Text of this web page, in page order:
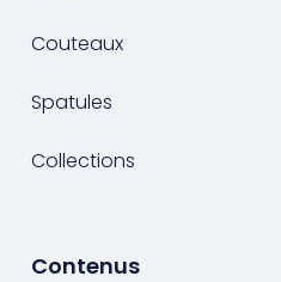
Couteaux
Spatules
Collections
Contenus